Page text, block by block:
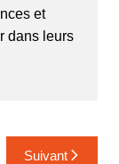
et
dans leurs
Suivant